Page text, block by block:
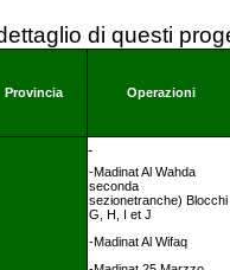
di questi
Provincia Operazioni
-Madinat Al Wahda
seconda
sezionetranche) Blocchi
G, H, I et J
-Madinat Al Wifaq